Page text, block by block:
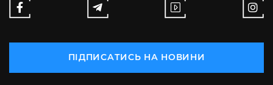
ПІДПИСАТИСЬ НА НОВИНИ